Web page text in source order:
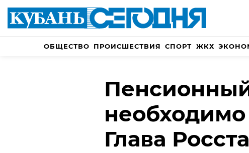
ОБЩЕСТВО ПРОИСШЕСТВИЯ СПОРТ ЖКХ
Глава